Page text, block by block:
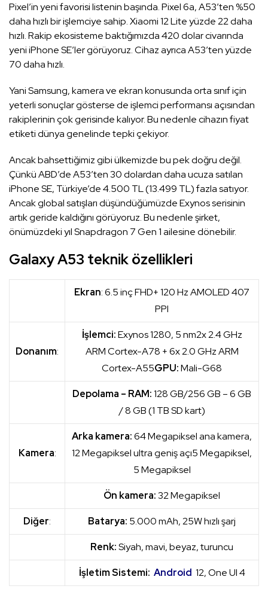
Pixel’in yeni favorisi listenin başında. Pixel 6a, A53’ten %50
daha hızlı bir işlemciye sahip. Xiaomi 12 Lite yüzde 22 daha
hızlı. Rakip ekosisteme baktığımızda 420 dolar civarında
yeni iPhone SE’ler görüyoruz. Cihaz ayrıca A53’ten yüzde
70 daha hızlı.
Yani Samsung, kamera ve ekran konusunda orta sınıf için
yeterli sonuçlar gösterse de işlemci performansı açısından
rakiplerinin çok gerisinde kalıyor. Bu nedenle cihazın fiyat
etiketi dünya genelinde tepki çekiyor.
Ancak bahsettiğimiz gibi ülkemizde bu pek doğru değil.
Çünkü ABD’de A53’ten 30 dolardan daha ucuza satılan
iPhone SE, Türkiye’de 4.500 TL (13.499 TL) fazla satıyor.
Ancak global satışları düşündüğümüzde Exynos serisinin
artık geride kaldığını görüyoruz. Bu nedenle şirket,
önümüzdeki yıl Snapdragon 7 Gen 1 ailesine dönebilir.
Galaxy A53 teknik özellikleri
Ekran: 6.5 inç FHD+ 120 Hz AMOLED 407
PPI
Donanım:
İşlemci:Exynos 1280, 5 nm2x 2.4 GHz
ARM Cortex-A78 + 6x 2.0 GHz ARM
Cortex-A55GPU:Mali-G68
Depolama – RAM:128 GB/256 GB – 6 GB
/ 8 GB (1 TB SD kart)
Kamera:
Arka kamera:64 Megapiksel ana kamera,
12 Megapiksel ultra geniş açı5 Megapiksel,
5 Megapiksel
Ön kamera:32 Megapiksel
Diğer: Batarya: 5.000 mAh, 25W hızlı şarj
Renk:Siyah, mavi, beyaz, turuncu
İşletim Sistemi: Android 12, One UI 4